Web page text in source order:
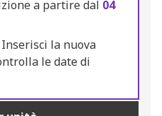
a partire dal 04
Inserisci la nuova
le date di